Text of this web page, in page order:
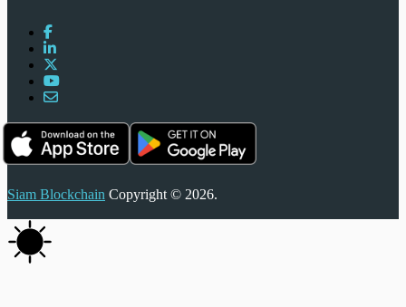
Siam Blockchain Copyright © 2026.